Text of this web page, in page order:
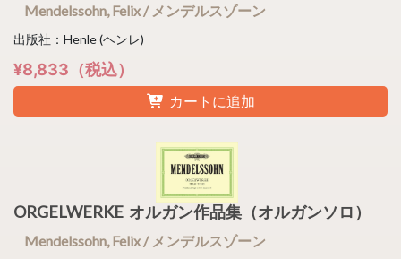
Mendelssohn, Felix / メンデルスゾーン
出版社：Henle (ヘンレ)
¥8,833（税込）
カートに追加
ORGELWERKE オルガン作品集（オルガンソロ）
Mendelssohn, Felix / メンデルスゾーン